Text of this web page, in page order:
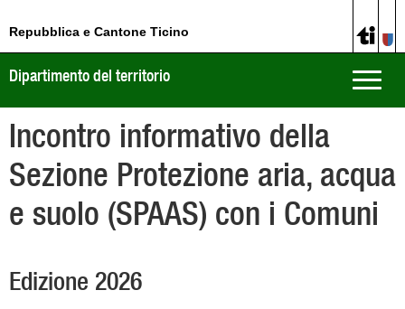
Repubblica e Cantone Ticino
Toggle
Dipartimento del territorio
Incontro informativo della
Sezione Protezione aria, acqua
e suolo (SPAAS) con i Comuni
Edizione 2026